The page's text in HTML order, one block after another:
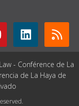
- Conférence de La
de La Haya de